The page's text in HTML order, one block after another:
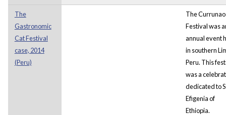
The
Gastronomic
Cat Festival
case, 2014
(Peru)
The Currunao
Festival was
annual event
in southern
Peru. This
was a
dedicated to
Efigenia of
Ethiopia.